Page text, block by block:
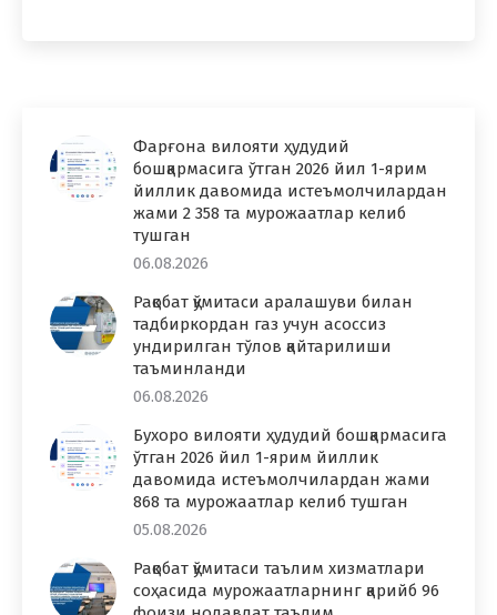
Фарғона вилояти ҳудудий
бошқармасига ўтган 2026 йил 1-ярим
йиллик давомида истеъмолчилардан
жами 2 358 та мурожаатлар келиб
тушган
06.08.2026
Рақобат қўмитаси аралашуви билан
тадбиркордан газ учун асоссиз
ундирилган тўлов қайтарилиши
таъминланди
06.08.2026
Бухоро вилояти ҳудудий бошқармасига
ўтган 2026 йил 1-ярим йиллик
давомида истеъмолчилардан жами
868 та мурожаатлар келиб тушган
05.08.2026
Рақобат қўмитаси таълим хизматлари
соҳасида мурожаатларнинг қарийб 96